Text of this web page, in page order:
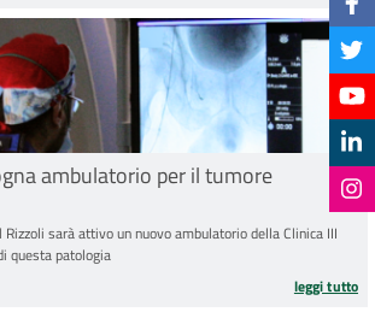
ambulatorio per il tumore
sarà attivo un nuovo ambulatorio della Clinica III
questa patologia
leggi tutto